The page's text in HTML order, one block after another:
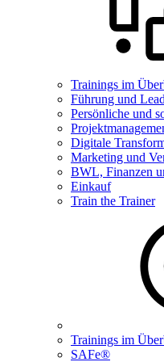
Trainings im
Führung und
Persönliche und
Digitale
Marketing und
BWL, Finanzen
Einkauf
Train the Trainer
Trainings im
SAFe®